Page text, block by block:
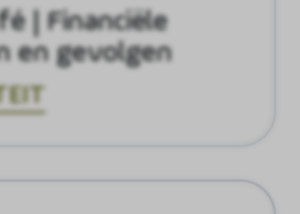
| Financiële
en gevolgen